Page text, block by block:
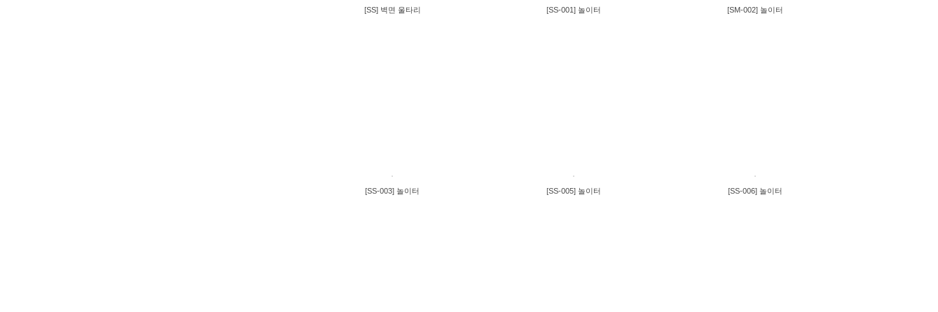
[SS] 벽면 울타리 [SS-001] 놀이터 [SM-002] 놀이터
[SS-003] 놀이터 [SS-005] 놀이터 [SS-006] 놀이터